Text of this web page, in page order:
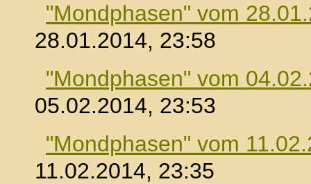
"Mondphasen" vom
28.01.2014, 23:58
"Mondphasen" vom
05.02.2014, 23:53
"Mondphasen" vom
11.02.2014, 23:35